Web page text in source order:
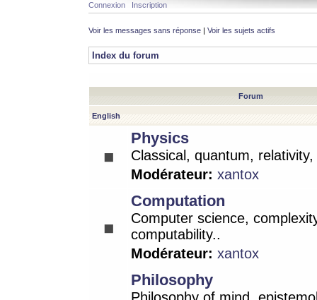
Connexion Inscription
Voir les messages sans réponse | Voir les sujets actifs
Index du forum
Forum
English
Physics
Classical, quantum,
Modérateur: xantox
Computation
Computer science,
computability..
Modérateur: xantox
Philosophy